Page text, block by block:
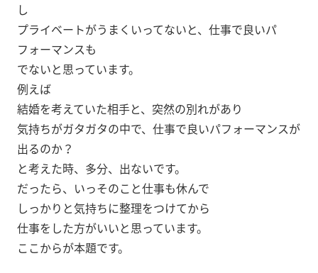
し
プライベートがうまくいってないと、仕事で良いパ
フォーマンスも
でないと思っています。
例えば
結婚を考えていた相手と、突然の別れがあり
気持ちがガタガタの中で、仕事で良いパフォーマンスが
出るのか？
と考えた時、多分、出ないです。
だったら、いっそのこと仕事も休んで
しっかりと気持ちに整理をつけてから
仕事をした方がいいと思っています。
ここからが本題です。